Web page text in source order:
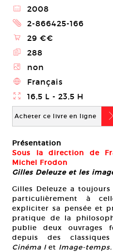
@ 2008
2 2-866425-166
\ 29 €€
E 288
Z non
4 Français
} 16,5 L - 23,5 H
Acheter ce livre en ligne b
Présentation
Sous la direction de
Michel Frodon
Gilles Deleuze et les
Gilles Deleuze a
particulièrement à
expliciter sa pensée et
pratique de la
publie deux ouvrages
depuis des
Cinéma Iet Image-